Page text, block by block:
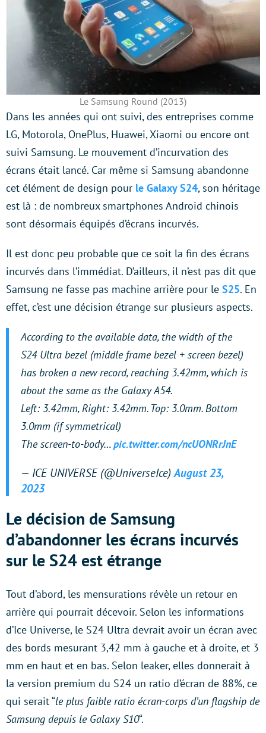
Le Samsung Round (2013)
Dans les années qui ont suivi, des entreprises comme
LG, Motorola, OnePlus, Huawei, Xiaomi ou encore ont
suivi Samsung. Le mouvement d’incurvation des
écrans était lancé. Car même si Samsung abandonne
cet élément de design pour le Galaxy S24, son héritage
est là : de nombreux smartphones Android chinois
sont désormais équipés d’écrans incurvés.
Il est donc peu probable que ce soit la fin des écrans
incurvés dans l’immédiat. D’ailleurs, il n’est pas dit que
Samsung ne fasse pas machine arrière pour le S25. En
effet, c’est une décision étrange sur plusieurs aspects.
According to the available data, the width of the
S24 Ultra bezel (middle frame bezel + screen bezel)
has broken a new record, reaching 3.42mm, which is
about the same as the Galaxy A54.
Left: 3.42mm, Right: 3.42mm. Top: 3.0mm. Bottom
3.0mm (if symmetrical)
The screen-to-body…pic.twitter.com/ncUONRrJnE
— ICE UNIVERSE (@UniverseIce)August 23,
2023
Le décision de Samsung
d’abandonner les écrans incurvés
sur le S24 est étrange
Tout d’abord, les mensurations révèle un retour en
arrière qui pourrait décevoir. Selon les informations
d’Ice Universe, le S24 Ultra devrait avoir un écran avec
des bords mesurant 3,42 mm à gauche et à droite, et 3
mm en haut et en bas. Selon leaker, elles donnerait à
la version premium du S24 un ratio d’écran de 88%, ce
qui serait “le plus faible ratio écran-corps d’un flagship de
Samsung depuis le Galaxy S10“.